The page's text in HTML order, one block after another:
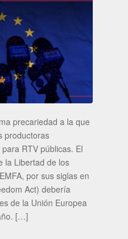
precariedad a la que
productoras
RTV públicas. El
la Libertad de los
por sus siglas en
Act) debería
de la Unión Europea
[…]